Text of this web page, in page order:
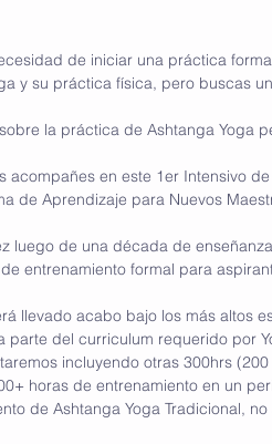
de iniciar una práctica
y su práctica física, pero buscas
la práctica de Ashtanga Yoga
acompañes en este 1er Intensivo
de Aprendizaje para Nuevos
luego de una década de
entrenamiento formal para
llevado acabo bajo los más altos
parte del curriculum requerido por
incluyendo otras 300hrs
horas de entrenamiento en un
de Ashtanga Yoga Tradicional,